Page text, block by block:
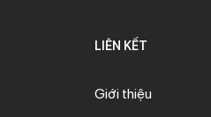
LIÊN KẾT
Giới thiệu